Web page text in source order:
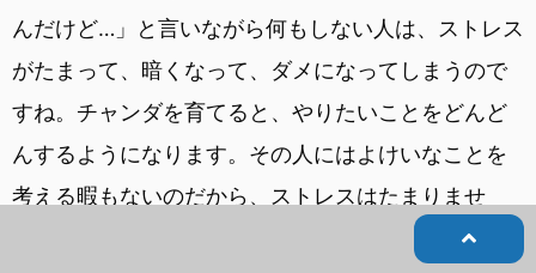
んだけど…」と言いながら何もしない人は、ストレス
がたまって、暗くなって、ダメになってしまうので
すね。チャンダを育てると、やりたいことをどんど
んするようになります。その人にはよけいなことを
考える暇もないのだから、ストレスはたまりませ
ん。 外の世界を見て「あのようになりたい」と目標